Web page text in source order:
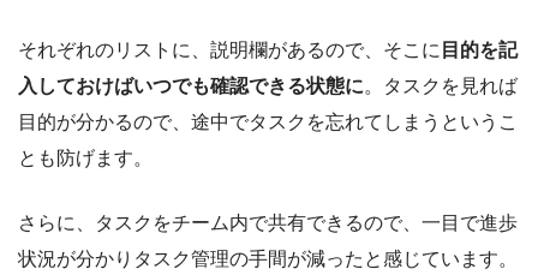
それぞれのリストに、説明欄があるので、そこに 目的を記
入しておけばいつでも確認できる状態に。タスクを見れば
目的が分かるので、途中でタスクを忘れてしまうというこ
とも防げます。
さらに、タスクをチーム内で共有できるので、一目で進歩
状況が分かりタスク管理の手間が減ったと感じています。